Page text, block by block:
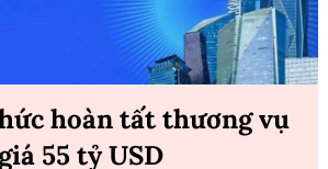
hoàn tất thương vụ
55 tỷ USD